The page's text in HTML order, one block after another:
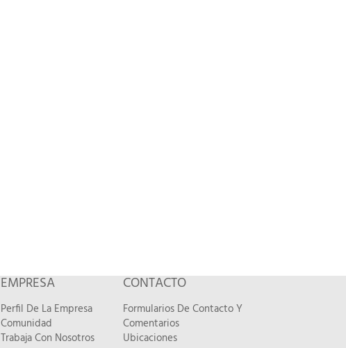
EMPRESA
Perfil De La Empresa
Comunidad
Trabaja Con Nosotros
CONTACTO
Formularios De Contacto Y
Comentarios
Ubicaciones